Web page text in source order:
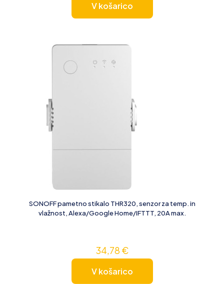
V košarico
SONOFF pametno stikalo THR320, senzor za temp. in
vlažnost, Alexa/Google Home/IFTTT, 20A max.
34,78 €
V košarico